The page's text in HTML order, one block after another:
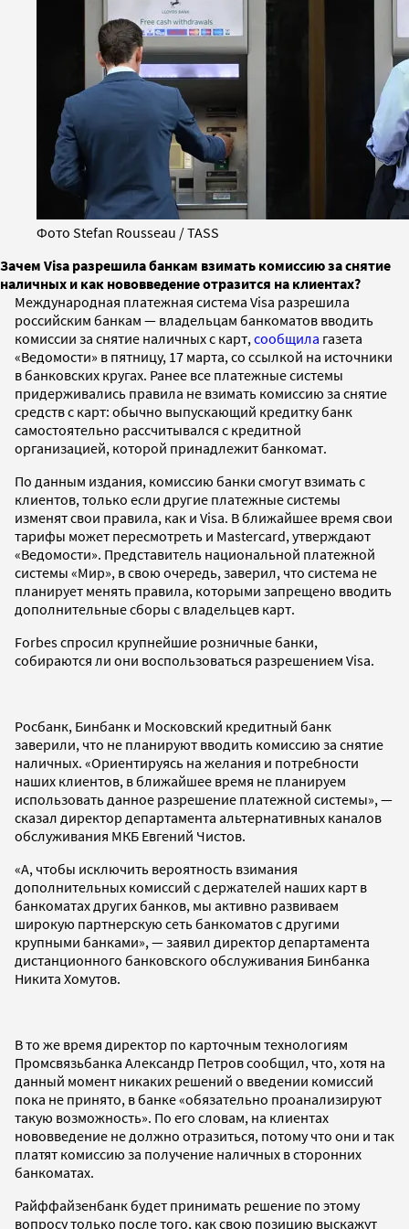
Фото Stefan Rousseau / TASS
Зачем Visa разрешила банкам взимать комиссию за снятие
наличных и как нововведение отразится на клиентах?
Международная платежная система Visa разрешила
российским банкам — владельцам банкоматов вводить
комиссии за снятие наличных с карт, сообщила газета
«Ведомости» в пятницу, 17 марта, со ссылкой на источники
в банковских кругах. Ранее все платежные системы
придерживались правила не взимать комиссию за снятие
средств с карт: обычно выпускающий кредитку банк
самостоятельно рассчитывался с кредитной
организацией, которой принадлежит банкомат.
По данным издания, комиссию банки смогут взимать с
клиентов, только если другие платежные системы
изменят свои правила, как и Visa. В ближайшее время свои
тарифы может пересмотреть и Mastercard, утверждают
«Ведомости». Представитель национальной платежной
системы «Мир», в свою очередь, заверил, что система не
планирует менять правила, которыми запрещено вводить
дополнительные сборы с владельцев карт.
Forbes спросил крупнейшие розничные банки,
собираются ли они воспользоваться разрешением Visa.
Росбанк, Бинбанк и Московский кредитный банк
заверили, что не планируют вводить комиссию за снятие
наличных. «Ориентируясь на желания и потребности
наших клиентов, в ближайшее время не планируем
использовать данное разрешение платежной системы», —
сказал директор департамента альтернативных каналов
обслуживания МКБ Евгений Чистов.
«А, чтобы исключить вероятность взимания
дополнительных комиссий с держателей наших карт в
банкоматах других банков, мы активно развиваем
широкую партнерскую сеть банкоматов с другими
крупными банками», — заявил директор департамента
дистанционного банковского обслуживания Бинбанка
Никита Хомутов.
В то же время директор по карточным технологиям
Промсвязьбанка Александр Петров сообщил, что, хотя на
данный момент никаких решений о введении комиссий
пока не принято, в банке «обязательно проанализируют
такую возможность». По его словам, на клиентах
нововведение не должно отразиться, потому что они и так
платят комиссию за получение наличных в сторонних
банкоматах.
Райффайзенбанк будет принимать решение по этому
вопросу только после того, как свою позицию выскажут